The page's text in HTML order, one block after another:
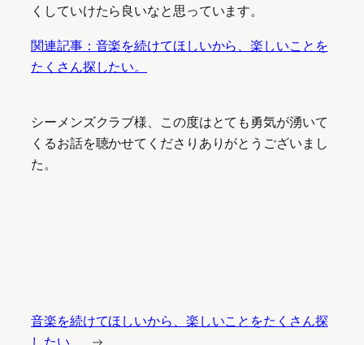
くしていけたら良いなと思っています。
関連記事：音楽を続けてほしいから、楽しいことを
たくさん探したい。
シーメンズクラブ様、この度はとても勇気が湧いて
くるお話を聴かせてくださりありがとうございまし
た。
音楽を続けてほしいから、楽しいことをたくさん探